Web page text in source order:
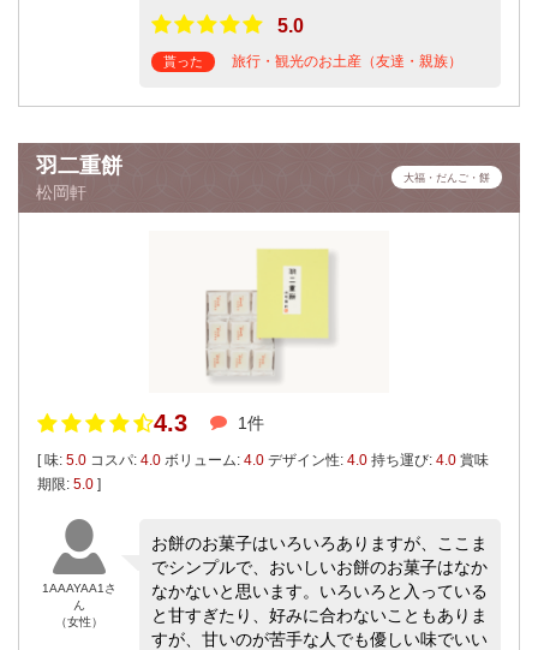
5.0
貰った 旅行・観光のお土産（友達・親族）
羽二重餅
松岡軒
大福・だんご・餅
4.3 1件
[ 味: 5.0 コスパ: 4.0 ボリューム: 4.0 デザイン性: 4.0 持ち運び: 4.0 賞味
期限: 5.0 ]
1AAAYAA1さ
ん
（女性）
お餅のお菓子はいろいろありますが、ここま
でシンプルで、おいしいお餅のお菓子はなか
なかないと思います。いろいろと入っている
と甘すぎたり、好みに合わないこともありま
すが、甘いのが苦手な人でも優しい味でいい